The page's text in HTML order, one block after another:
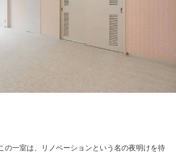
の一室は、リノベーションという名の夜明けを待